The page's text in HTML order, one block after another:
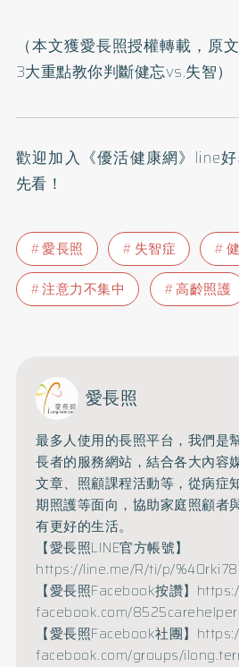
（本文獲愛長照授權轉載，原
3大重點教你判斷健忘vs.失智）
歡迎加入 《優活健康網》line
先看！
愛長照 失智症
注意力不集中
高齡照護
愛長照
最多人使用的長照平台， 我們是
長者的服務網站，結合各大內容
文章、照顧課程活動等， 從病症
期照護等面向， 協助家庭照顧者
有更好的生活。
【愛長照LINE官方帳號】
https://line.me/R/ti/p/%
【愛長照Facebook按讚】
facebook.com/8525carehelper
【愛長照Facebook社團】
facebook.com/groups/ilong.